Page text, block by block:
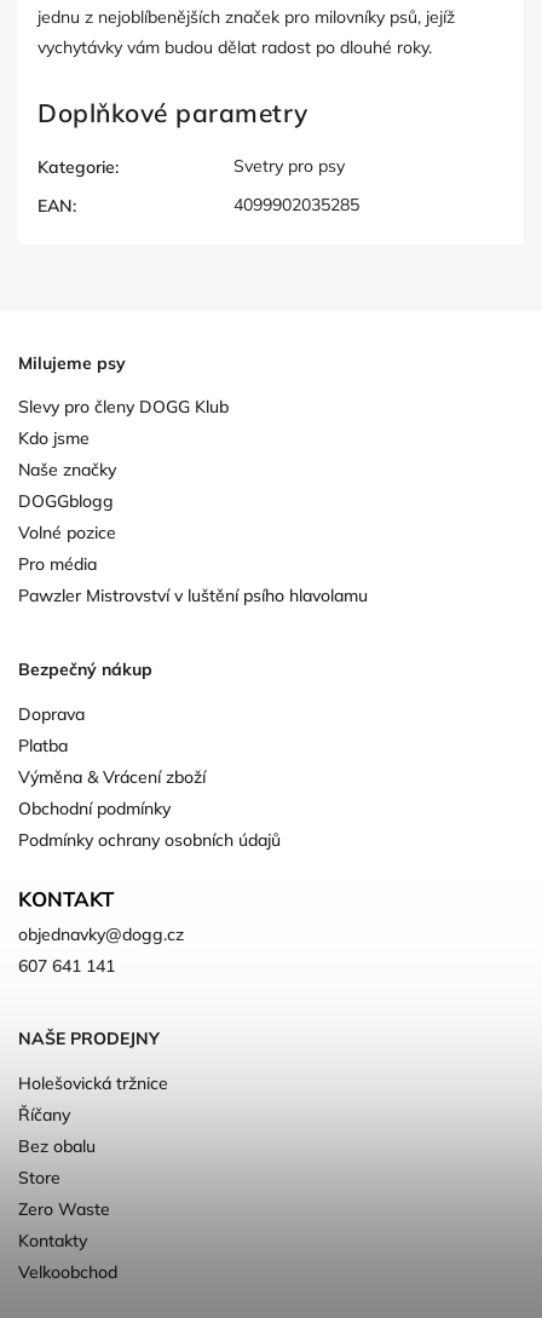
jednu z nejoblíbenějších značek pro milovníky psů, jejíž
vychytávky vám budou dělat radost po dlouhé roky.
Doplňkové parametry
Kategorie:
Svetry pro psy
EAN: 4099902035285
Milujeme psy
Slevy pro členy DOGG Klub
Kdo jsme
Naše značky
DOGGblogg
Volné pozice
Pro média
Pawzler Mistrovství v luštění psího hlavolamu
Bezpečný nákup
Doprava
Platba
Výměna & Vrácení zboží
Obchodní podmínky
Podmínky ochrany osobních údajů
KONTAKT
objednavky@dogg.cz
607 641 141
NAŠE PRODEJNY
Holešovická tržnice
Říčany
Bez obalu
Store
Zero Waste
Kontakty
Velkoobchod